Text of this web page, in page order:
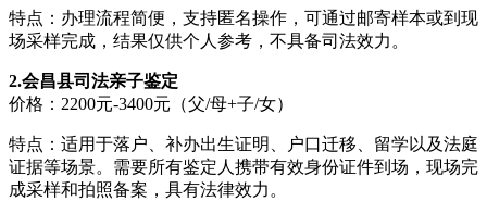
特点：办理流程简便，支持匿名操作，可通过邮寄样本或到现
场采样完成，结果仅供个人参考，不具备司法效力。
2.会昌县司法亲子鉴定
价格：2200元-3400元（父/母+子/女）
特点：适用于落户、补办出生证明、户口迁移、留学以及法庭
证据等场景。需要所有鉴定人携带有效身份证件到场，现场完
成采样和拍照备案，具有法律效力。